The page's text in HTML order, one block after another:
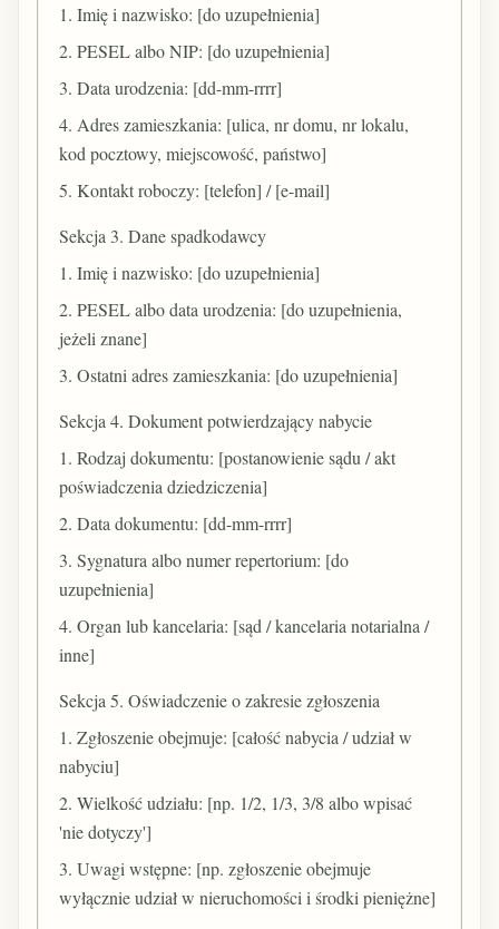
1. Imię i nazwisko: [do uzupełnienia]
2. PESEL albo NIP: [do uzupełnienia]
3. Data urodzenia: [dd-mm-rrrr]
4. Adres zamieszkania: [ulica, nr domu, nr lokalu,
kod pocztowy, miejscowość, państwo]
5. Kontakt roboczy: [telefon] / [e-mail]
Sekcja 3. Dane spadkodawcy
1. Imię i nazwisko: [do uzupełnienia]
2. PESEL albo data urodzenia: [do uzupełnienia,
jeżeli znane]
3. Ostatni adres zamieszkania: [do uzupełnienia]
Sekcja 4. Dokument potwierdzający nabycie
1. Rodzaj dokumentu: [postanowienie sądu / akt
poświadczenia dziedziczenia]
2. Data dokumentu: [dd-mm-rrrr]
3. Sygnatura albo numer repertorium: [do
uzupełnienia]
4. Organ lub kancelaria: [sąd / kancelaria notarialna /
inne]
Sekcja 5. Oświadczenie o zakresie zgłoszenia
1. Zgłoszenie obejmuje: [całość nabycia / udział w
nabyciu]
2. Wielkość udziału: [np. 1/2, 1/3, 3/8 albo wpisać
'nie dotyczy']
3. Uwagi wstępne: [np. zgłoszenie obejmuje
wyłącznie udział w nieruchomości i środki pieniężne]